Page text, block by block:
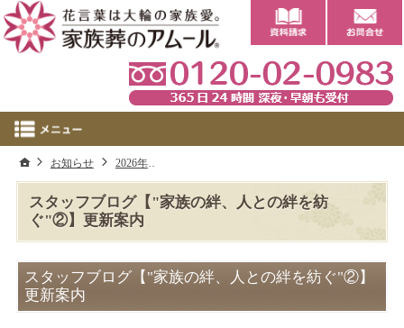
スタッフブログ【"家族の絆、人との絆を紡
ぐ"②】更新案内
スタッフブログ【"家族の絆、人との絆を紡ぐ"②】
更新案内
ホーム
お知らせ 2026年